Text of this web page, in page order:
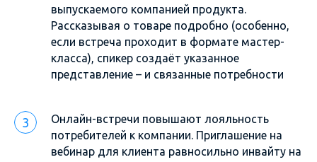
выпускаемого компанией продукта.
Рассказывая о товаре подробно (особенно,
если встреча проходит в формате мастер-
класса), спикер создаёт указанное
представление – и связанные потребности
Онлайн-встречи повышают лояльность
потребителей к компании. Приглашение на
вебинар для клиента равносильно инвайту на